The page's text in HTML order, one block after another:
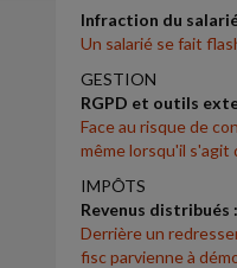
Infraction du
Un salarié se fait
GESTION
RGPD et outils
Face au risque de
même lorsqu'il s'agit
IMPÔTS
Revenus distribués
Derrière un
fisc parvienne à